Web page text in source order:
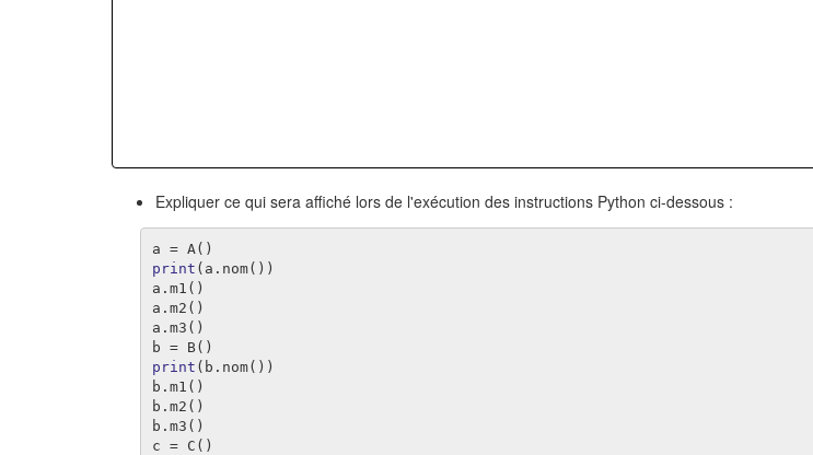
Expliquer ce qui sera affiché lors de l'exécution des instructions Python ci-dessous :
a = A ()
print ( a . nom())
a . m1 ()
a . m2 ()
a . m3 ()
b = B()
print ( b . nom())
b . m1 ()
b . m2 ()
b . m3 ()
c = C ()